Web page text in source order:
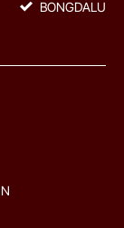
BONGDALU